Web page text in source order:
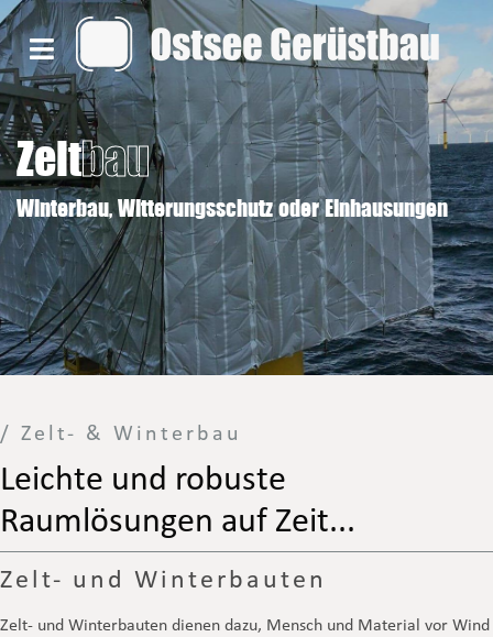
Zeltbau
Winterbau, Witterungsschutz oder Einhausungen
/ Zelt- & Winterbau
Leichte und robuste
Raumlösungen auf Zeit...
Zelt- und Winterbauten
Zelt- und Winterbauten dienen dazu, Mensch und Material vor Wind